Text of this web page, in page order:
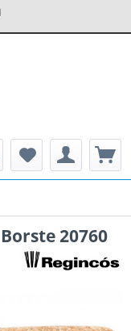
20760